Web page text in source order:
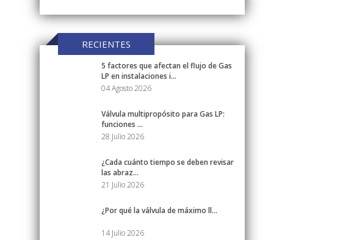
RECIENTES
5 factores que afectan el flujo de Gas
LP en instalaciones i...
04 Agosto 2026
Válvula multipropósito para Gas LP:
funciones ...
28 Julio 2026
¿Cada cuánto tiempo se deben revisar
las abraz...
21 Julio 2026
¿Por qué la válvula de máximo ll...
14 Julio 2026